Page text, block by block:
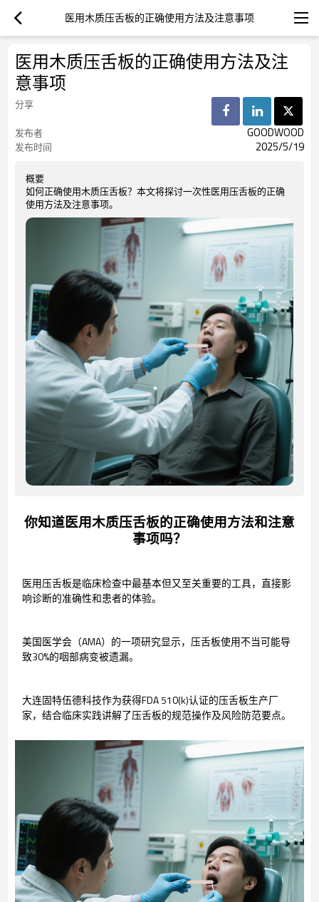
医用木质压舌板的正确使用方法及注意事项
医用木质压舌板的正确使用方法及注
意事项
分享
发布者
GOODWOOD
发布时间 2025/5/19
概要
如何正确使用木质压舌板？本文将探讨一次性医用压舌板的正确
使用方法及注意事项。
你知道医用木质压舌板的正确使用方法和注意
事项吗？
医用压舌板是临床检查中最基本但又至关重要的工具，直接影
响诊断的准确性和患者的体验。
美国医学会（AMA）的一项研究显示，压舌板使用不当可能导
致30%的咽部病变被遗漏。
大连固特伍德科技作为获得FDA 510(k)认证的压舌板生产厂
家，结合临床实践讲解了压舌板的规范操作及风险防范要点。